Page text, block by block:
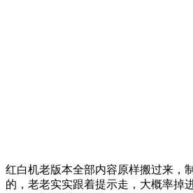
红白机老版本全部内容原样搬过来，
的，老老实实跟着提示走，大概率掉